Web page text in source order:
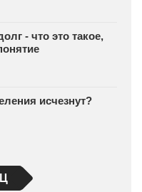
- что это такое,
исчезнут?